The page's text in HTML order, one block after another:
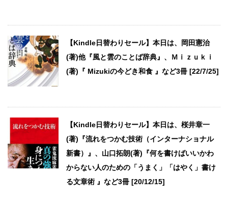
【Kindle日替わりセール】本日は、岡田憲治
(著)他『風と雲のことば辞典』、Ｍｉｚｕｋｉ
(著)『 Mizukiの今どき和食 』など3冊 [22/7/25]
【Kindle日替わりセール】本日は、桜井章一
(著)『流れをつかむ技術（インターナショナル
新書）』、山口拓朗(著)『何を書けばいいかわ
からない人のための「うまく」「はやく」書け
る文章術 』など3冊 [20/12/15]